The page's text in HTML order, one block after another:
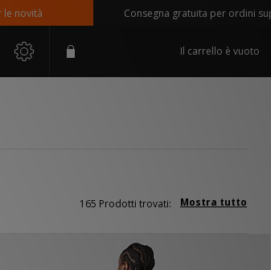
Consegna gratuita per ordini superiori a
Il carrello è vuoto
Mostra tutto
165 Prodotti trovati: